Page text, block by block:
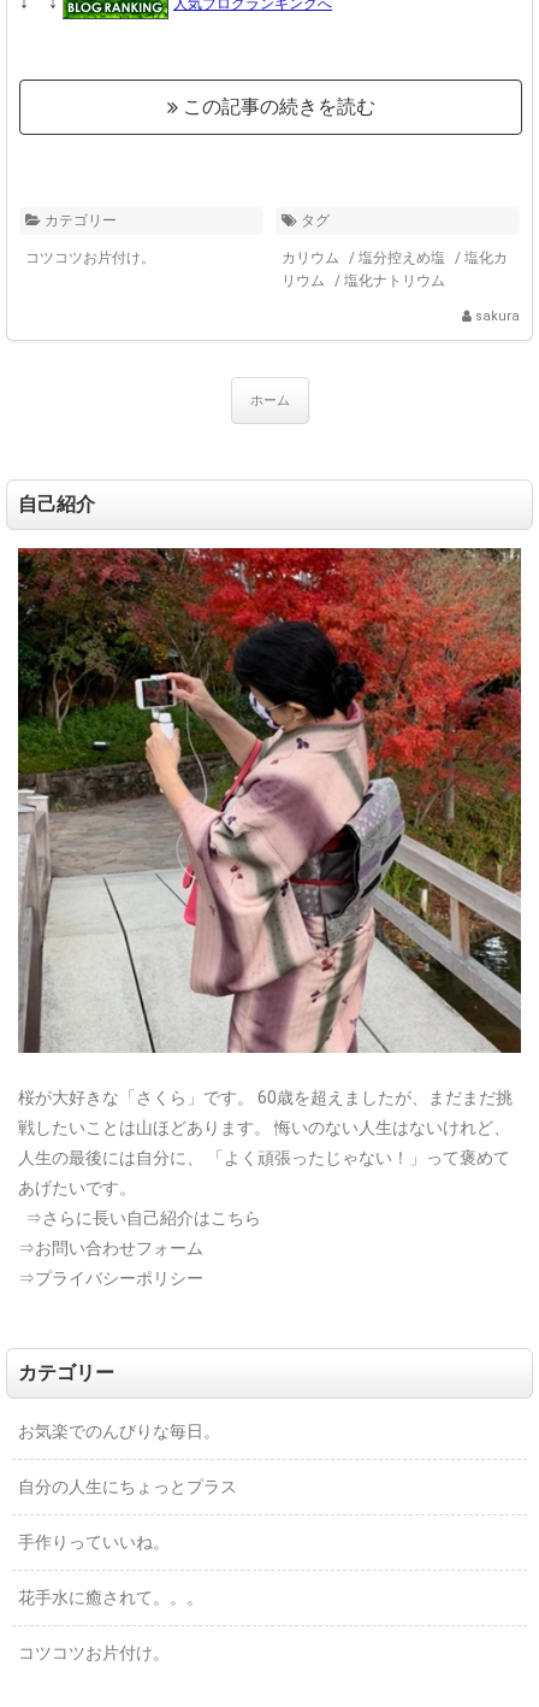
人気ブログランキングへ
この記事の続きを読む
カテゴリー
コツコツお片付け。
タグ
カリウム / 塩分控えめ塩 / 塩化カ
リウム
/ 塩化ナトリウム
sakura
ホーム
自己紹介
桜が大好きな「さくら」です。
60歳を超えましたが、まだまだ挑
戦したいことは山ほどあります。
悔いのない人生はないけれど、
人生の最後には自分に、
「よく頑張ったじゃない！」って褒めて
あげたいです。
⇒さらに長い自己紹介はこちら
⇒お問い合わせフォーム
⇒プライバシーポリシー
カテゴリー
お気楽でのんびりな毎日。
自分の人生にちょっとプラス
手作りっていいね。
花手水に癒されて。。。
コツコツお片付け。